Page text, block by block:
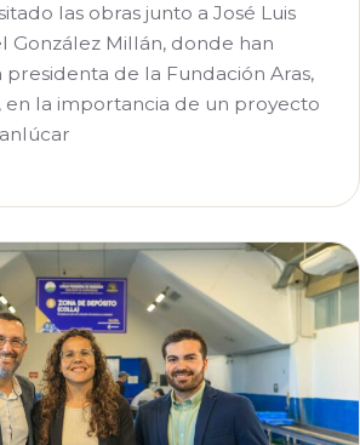
las obras junto a José Luis
González Millán, donde han
de la Fundación Aras,
en la importancia de un proyecto